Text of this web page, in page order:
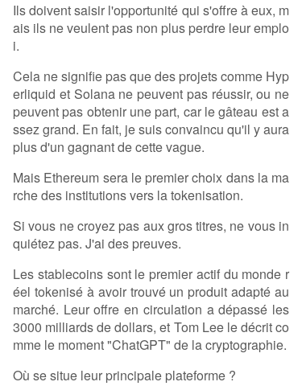
Ils doivent saisir l'opportunité qui s'offre à eux, m
ais ils ne veulent pas non plus perdre leur emplo
i.
Cela ne signifie pas que des projets comme Hyp
erliquid et Solana ne peuvent pas réussir, ou ne
peuvent pas obtenir une part, car le gâteau est a
ssez grand. En fait, je suis convaincu qu'il y aura
plus d'un gagnant de cette vague.
Mais Ethereum sera le premier choix dans la ma
rche des institutions vers la tokenisation.
Si vous ne croyez pas aux gros titres, ne vous in
quiétez pas. J'ai des preuves.
Les stablecoins sont le premier actif du monde r
éel tokenisé à avoir trouvé un produit adapté au
marché. Leur offre en circulation a dépassé les
3000 milliards de dollars, et Tom Lee le décrit co
mme le moment "ChatGPT" de la cryptographie.
Où se situe leur principale plateforme ?